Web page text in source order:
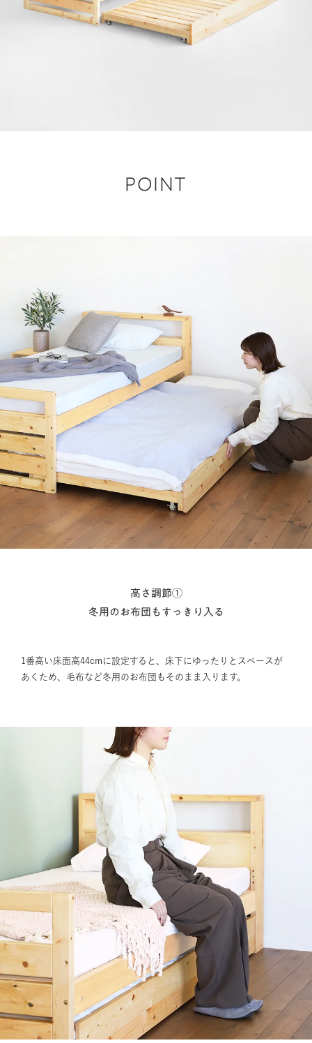
POINT
高さ調節①
冬用のお布団もすっきり入る
1番高い床面高44cmに設定すると、床下にゆったりとスペースが
あくため、毛布など冬用のお布団もそのまま入ります。